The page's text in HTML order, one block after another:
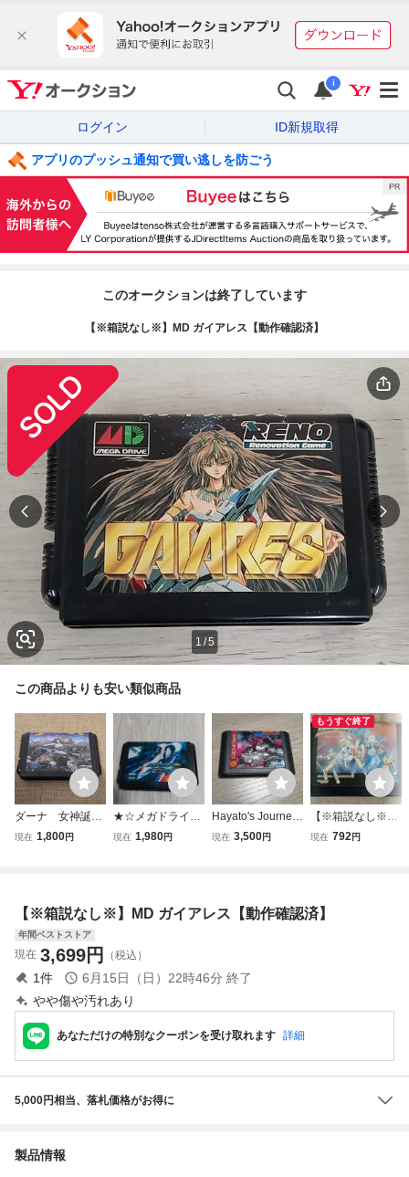
i
ログイン ID新規取得
アプリのプッシュ通知で買い逃しを防ごう
このオークションは終了しています
【※箱説なし※】MD ガイアレス【動作確認済】
1 /5
この商品よりも安い類似商品
ダーナ 女神誕
生 メガドライブ
現在 1,800円
★☆メガドライブ
ソフト ウィップ
現在 1,980円
Hayato's Journey
剣聖伝 メガドラ
現在 3,500円
もうすぐ終了
【※箱説なし※】
MD シャイニング
現在 792円
【※箱説なし※】MD ガイアレス【動作確認済】
年間ベストストア
現在 3,699円 （税込）
1件 6月15日（日）22時46分 終了
やや傷や汚れあり
あなただけの特別なクーポンを受け取れます 詳細
5,000円相当、落札価格がお得に
製品情報